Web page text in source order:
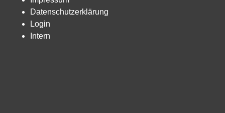
Datenschutzerklärung
Login
Intern